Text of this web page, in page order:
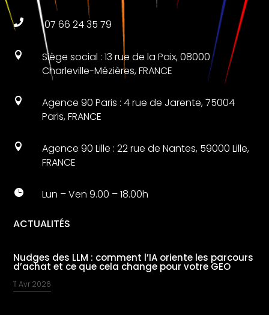
 07 66 24 35 79

Siège social : 13 rue de la Paix, 08000
Charleville-Mézières, FRANCE

Agence 90 Paris : 4 rue de Jarente, 75004
Paris, FRANCE

Agence 90 Lille : 22 rue de Nantes, 59000 Lille,
FRANCE
 Lun – Ven 9.00 – 18.00h
ACTUALITÉS
Nudges des LLM : comment l’IA oriente les parcours
d’achat et ce que cela change pour votre GEO
11 Avr 2026